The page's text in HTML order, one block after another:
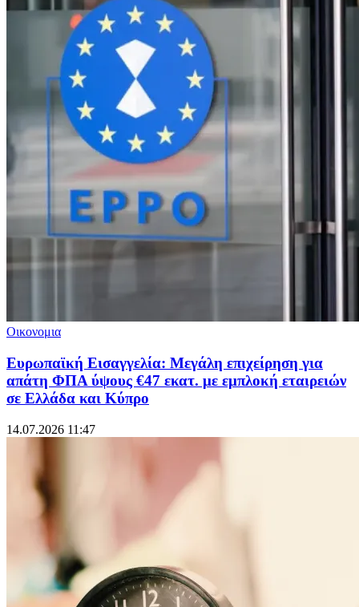
Οικονομια
Ευρωπαϊκή Εισαγγελία: Μεγάλη επιχείρηση για
απάτη ΦΠΑ ύψους €47 εκατ. με εμπλοκή εταιρειών
σε Ελλάδα και Κύπρο
14.07.2026 11:47